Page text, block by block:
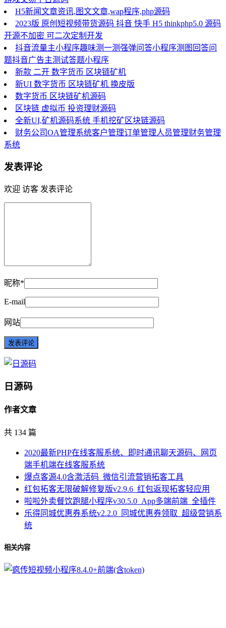
H5新闻文章资讯,图文文章,wap程序,php源码
2023版 原创短视频带货源码 抖音 快手 H5 thinkphp5.0 源码
开源不加密 可二次定制开发
抖音流量主小程序趣味测一测强弹问答小程序测图回答问
题抖音广告主测试答题小程序
新款 二开 数字货币 区块链矿机
新UI 数字货币 区块链矿机 换皮版
数字货币 区块链矿机源码
区块链 虚拟币 投资理财源码
全新UI,矿机源码系统 手机挖矿区块链源码
财务公司OA管理系统客户管理订单管理人员管理财务管理
系统
发表评论
欢迎 访客 发表评论
昵称*
E-mail
网站
日源码
作者文章
共 134 篇
2020最新PHP在线客服系统、即时通讯聊天源码、网页
端手机端在线客服系统
爆点客源4.0含激活码_微信引流营销拓客工具
红包拓客无限破解修复版v2.9.6_红包返现拓客轻应用
啦啦外卖餐饮跑腿小程序v30.5.0_App多端前端_全插件
乐得同城优惠券系统v2.2.0_同城优惠券领取_超级营销系
统
相关内容